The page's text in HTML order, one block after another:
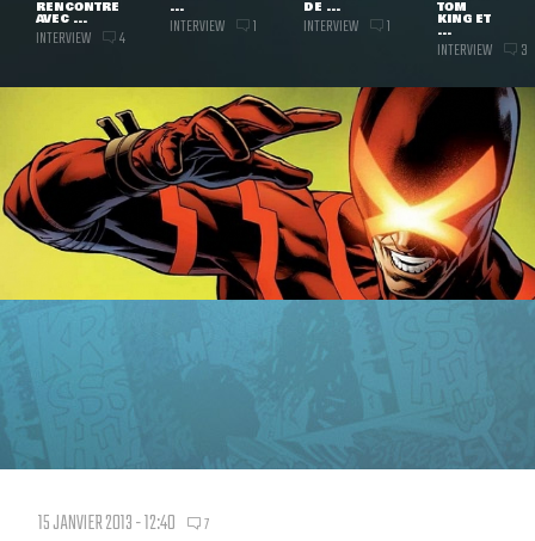
RENCONTRE
AVEC ...
INTERVIEW 4
...
INTERVIEW 1
DE ...
INTERVIEW 1
TOM
KING ET
...
INTERVIEW 3
15 JANVIER 2013 - 12:40 7